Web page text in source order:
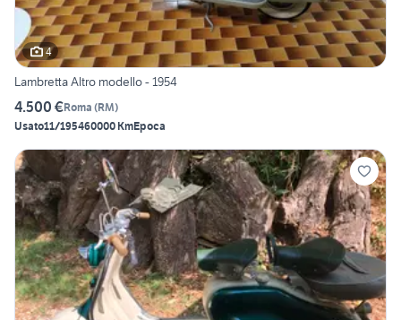
4
Lambretta Altro modello - 1954
4.500 €Roma (RM)
Usato11/195460000 KmEpoca